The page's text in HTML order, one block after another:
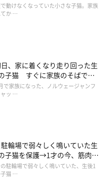
ような関係に
動けなくなっていた小さな子猫。家族
か …
、家に着くなり走り回った生
子猫 すぐに家族のそばで落
「迎えてよかった」
で家族になった、ノルウェージャンフ
ャッ …
輪場で弱々しく鳴いていた生
子猫を保護→1才の今、筋肉質
なコに成長
駐輪場で弱々しく鳴いていた、生後1
猫 …